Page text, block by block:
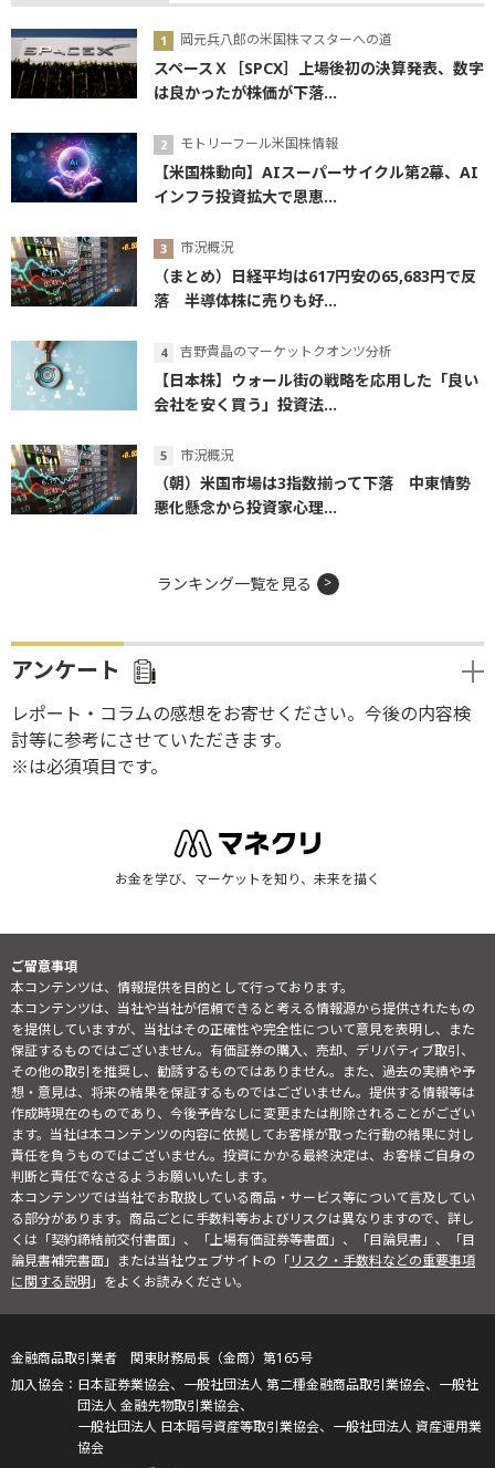
岡元兵八郎の米国株マスターへの道
スペースＸ［SPCX］上場後初の決算発表、数字
は良かったが株価が下落...
モトリーフール米国株情報
【米国株動向】AIスーパーサイクル第2幕、AI
インフラ投資拡大で恩恵...
市況概況
（まとめ）日経平均は617円安の65,683円で反
落 半導体株に売りも好...
吉野貴晶のマーケットクオンツ分析
【日本株】ウォール街の戦略を応用した「良い
会社を安く買う」投資法...
市況概況
（朝）米国市場は3指数揃って下落 中東情勢
悪化懸念から投資家心理...
ランキング一覧を見る
アンケート
レポート・コラムの感想をお寄せください。今後の内容検
討等に参考にさせていただきます。
※は必須項目です。
お金を学び、マーケットを知り、未来を描く
ご留意事項
本コンテンツは、情報提供を目的として行っております。
本コンテンツは、当社や当社が信頼できると考える情報源から提供されたもの
を提供していますが、当社はその正確性や完全性について意見を表明し、また
保証するものではございません。有価証券の購入、売却、デリバティブ取引、
その他の取引を推奨し、勧誘するものではありません。また、過去の実績や予
想・意見は、将来の結果を保証するものではございません。提供する情報等は
作成時現在のものであり、今後予告なしに変更または削除されることがござい
ます。当社は本コンテンツの内容に依拠してお客様が取った行動の結果に対し
責任を負うものではございません。投資にかかる最終決定は、お客様ご自身の
判断と責任でなさるようお願いいたします。
本コンテンツでは当社でお取扱している商品・サービス等について言及してい
る部分があります。商品ごとに手数料等およびリスクは異なりますので、詳し
くは「契約締結前交付書面」、「上場有価証券等書面」、「目論見書」、「目
論見書補完書面」または当社ウェブサイトの「リスク・手数料などの重要事項
に関する説明」をよくお読みください。
金融商品取引業者 関東財務局長（金商）第165号
日本証券業協会、一般社団法人 第二種金融商品取引業協会、一般社
団法人 金融先物取引業協会、
一般社団法人 日本暗号資産等取引業協会、一般社団法人 資産運用業
協会